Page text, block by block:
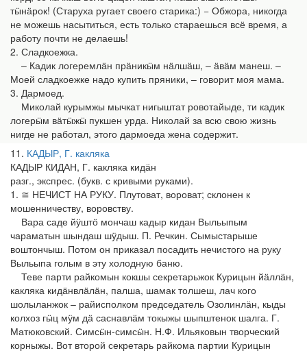
тӹнӓрок! (Старуха ругает своего старика:) − Обжора, никогда
не можешь насытиться, есть только стараешься всё время, а
работу почти не делаешь!
2. Сладкоежка.
– Кадик логеремлӓн прӓникӹм нӓлшӓш, – ӓвӓм манеш. –
Моей сладкоежке надо купить пряники, – говорит моя мама.
3. Дармоед.
Миколай курымжы мычкат нигыштат ровотайыде, ти кадик
логерӹм вӓтӹжӹ пукшен урда. Николай за всю свою жизнь
нигде не работал, этого дармоеда жена содержит.
11 КАДЫР, Г. какляка
КАДЫР КИДАН, Г. какляка кидӓн
разг., экспрес. (букв. с кривыми руками).
1. ≅ НЕЧИСТ НА РУКУ. Плутоват, вороват; склонен к
мошенничеству, воровству.
Вара саде йӱштӧ мончаш кадыр кидан Выльыпым
чараматын шындаш шӱдыш. П. Речкин. Сымыстарыше
воштончыш. Потом он приказал посадить нечистого на руку
Выльыпа голым в эту холодную баню.
Теве парти райкомын кокшы секретарьжок Курицын йӓллӓн,
какляка кидӓнвлӓлӓн, палша, шамак толшеш, лач кого
шолыланжок – райисполком председатель Озолинлӓн, кыды
колхоз гӹц мӱм дӓ саснавлӓм токыжы шыпштенок шалга. Г.
Матюковский. Симсӹн-симсӹн. Н.Ф. Ильяковын творческий
корныжы. Вот второй секретарь райкома партии Курицын